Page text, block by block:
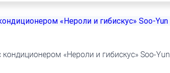
«Нероли и гибискус» Soo-Yun